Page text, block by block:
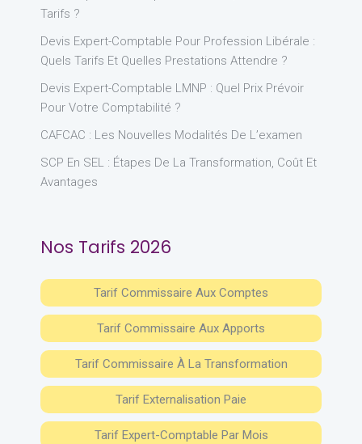
Tarifs ?
Devis Expert-Comptable Pour Profession Libérale :
Quels Tarifs Et Quelles Prestations Attendre ?
Devis Expert-Comptable LMNP : Quel Prix Prévoir
Pour Votre Comptabilité ?
CAFCAC : Les Nouvelles Modalités De L’examen
SCP En SEL : Étapes De La Transformation, Coût Et
Avantages
Nos Tarifs 2026
Tarif Commissaire Aux Comptes
Tarif Commissaire Aux Apports
Tarif Commissaire À La Transformation
Tarif Externalisation Paie
Tarif Expert-Comptable Par Mois